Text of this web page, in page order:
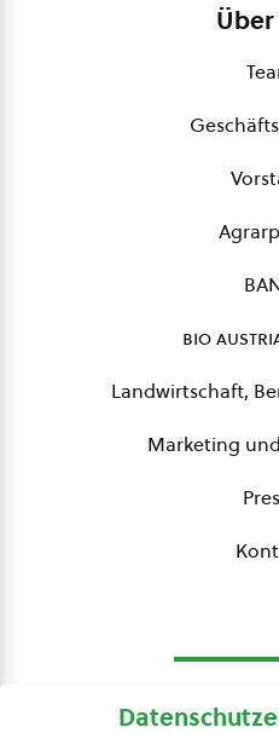
bio
Landwirtschaft,
Marketing